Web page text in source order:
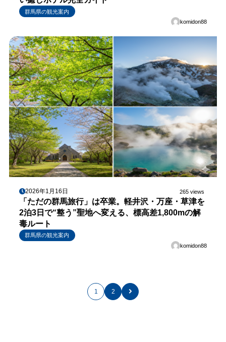
群馬県の観光案内
komidon88
2026年1月16日 265 views
「ただの群馬旅行」は卒業。軽井沢・万座・草津を
2泊3日で“整う”聖地へ変える、標高差1,800mの解
毒ルート
群馬県の観光案内
komidon88
1 2